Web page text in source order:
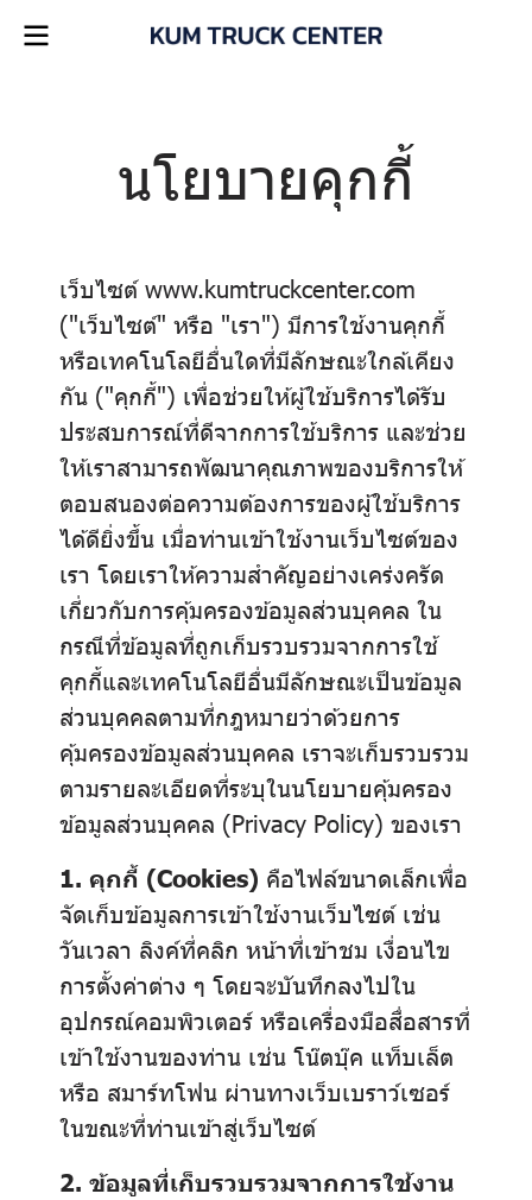
นโยบายคุกกี้
เว็บไซต์ www.kumtruckcenter.com
("เว็บไซต์" หรือ "เรา") มีการใช้งานคุกกี้
หรือเทคโนโลยีอื่นใดที่มีลักษณะใกล้เคียง
กัน ("คุกกี้") เพื่อช่วยให้ผู้ใช้บริการได้รับ
ประสบการณ์ที่ดีจากการใช้บริการ และช่วย
ให้เราสามารถพัฒนาคุณภาพของบริการให้
ตอบสนองต่อความต้องการของผู้ใช้บริการ
ได้ดียิ่งขึ้น เมื่อท่านเข้าใช้งานเว็บไซต์ของ
เรา โดยเราให้ความสำคัญอย่างเคร่งครัด
เกี่ยวกับการคุ้มครองข้อมูลส่วนบุคคล ใน
กรณีที่ข้อมูลที่ถูกเก็บรวบรวมจากการใช้
คุกกี้และเทคโนโลยีอื่นมีลักษณะเป็นข้อมูล
ส่วนบุคคลตามที่กฎหมายว่าด้วยการ
คุ้มครองข้อมูลส่วนบุคคล เราจะเก็บรวบรวม
ตามรายละเอียดที่ระบุในนโยบายคุ้มครอง
ข้อมูลส่วนบุคคล (Privacy Policy) ของเรา
1. คุกกี้ (Cookies) คือไฟล์ขนาดเล็กเพื่อ
จัดเก็บข้อมูลการเข้าใช้งานเว็บไซต์ เช่น
วันเวลา ลิงค์ที่คลิก หน้าที่เข้าชม เงื่อนไข
การตั้งค่าต่าง ๆ โดยจะบันทึกลงไปใน
อุปกรณ์คอมพิวเตอร์ หรือเครื่องมือสื่อสารที่
เข้าใช้งานของท่าน เช่น โน๊ตบุ๊ค แท็บเล็ต
หรือ สมาร์ทโฟน ผ่านทางเว็บเบราว์เซอร์
ในขณะที่ท่านเข้าสู่เว็บไซต์
2. ข้อมูลที่เก็บรวบรวมจากการใช้งาน